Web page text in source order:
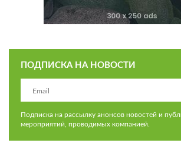
ПОДПИСКА НА НОВОСТИ
Подписка на рассылку анонсов новостей и
мероприятий, проводимых компанией.